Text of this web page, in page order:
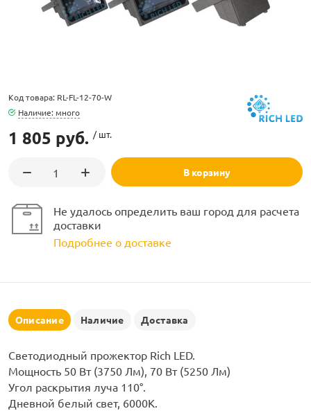
Код товара: RL-FL-12-70-W
Наличие: много
1 805 руб. / шт.
В корзину
Не удалось определить ваш город для расчета
доставки
Подробнее о доставке
Описание Наличие Доставка
Светодиодный прожектор Rich LED.
Мощность 50 Вт (3750 Лм), 70 Вт (5250 Лм)
Угол раскрытия луча 110°.
Дневной белый свет, 6000К.